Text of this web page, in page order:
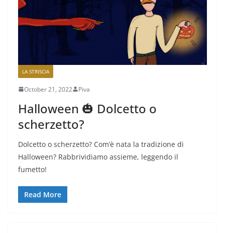
LA STRISCIA
October 21, 2022 Piva
Halloween 🎃 Dolcetto o
scherzetto?
Dolcetto o scherzetto? Com’è nata la tradizione di
Halloween? Rabbrividiamo assieme, leggendo il
fumetto!
Read More